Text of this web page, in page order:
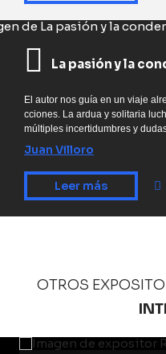
La pasión y la
El autor nos guía en un viaje
cciones. La ardua y solitaria
múltiples incertidumbres y
Juan Villoro
Leer más
OTROS